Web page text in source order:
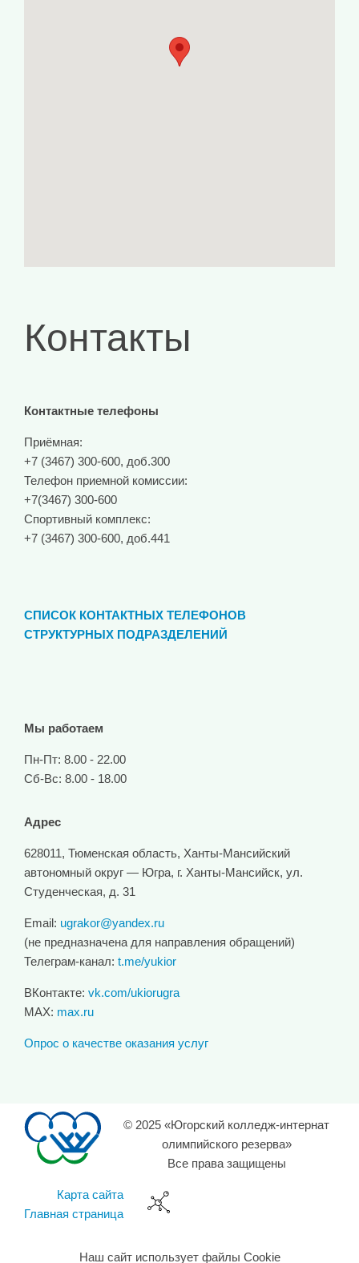
Контакты
Контактные телефоны
Приёмная:
+7 (3467) 300-600, доб.300
Телефон приемной комиссии:
+7(3467) 300-600
Спортивный комплекс:
+7 (3467) 300-600, доб.441
СПИСОК КОНТАКТНЫХ ТЕЛЕФОНОВ
СТРУКТУРНЫХ ПОДРАЗДЕЛЕНИЙ
Мы работаем
Пн-Пт: 8.00 - 22.00
Сб-Вс: 8.00 - 18.00
Адрес
628011, Тюменская область, Ханты-Мансийский
автономный округ — Югра, г. Ханты-Мансийск, ул.
Студенческая, д. 31
Email: ugrakor@yandex.ru
(не предназначена для направления обращений)
Телеграм-канал: t.me/yukior
ВКонтакте: vk.com/ukiorugra
MAX: max.ru
Опрос о качестве оказания услуг
© 2025 «Югорский колледж-интернат
олимпийского резерва»
Все права защищены
Карта сайта
Главная страница
Наш сайт использует файлы Cookie